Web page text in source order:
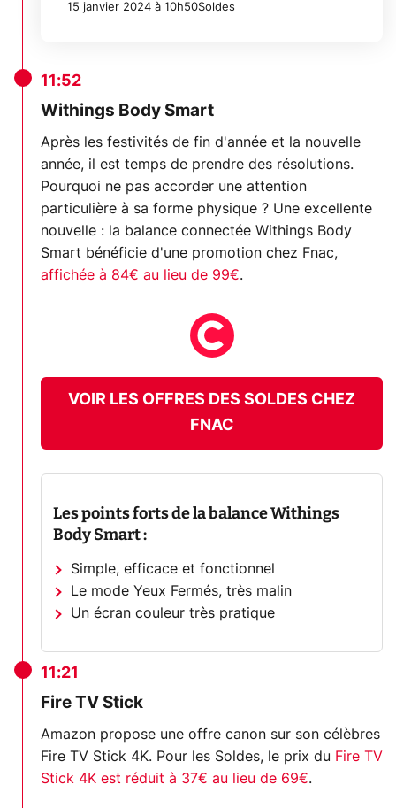
15 janvier 2024 à 10h50Soldes
11:52
Withings Body Smart
Après les festivités de fin d'année et la nouvelle
année, il est temps de prendre des résolutions.
Pourquoi ne pas accorder une attention
particulière à sa forme physique ? Une excellente
nouvelle : la balance connectée Withings Body
Smart bénéficie d'une promotion chez Fnac,
affichée à 84€ au lieu de 99€.
VOIR LES OFFRES DES SOLDES CHEZ
FNAC
Les points forts de la balanceWithings
Body Smart:
Simple, efficace et fonctionnel
Le mode Yeux Fermés, très malin
Un écran couleur très pratique
11:21
Fire TV Stick
Amazon propose une offre canon sur son célèbres
Fire TV Stick 4K. Pour les Soldes, le prix du Fire TV
Stick 4K est réduit à 37€ au lieu de 69€.